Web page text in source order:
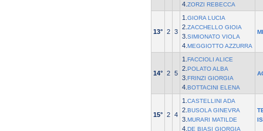
4. ZORZI REBECCA
13° 2 3
1. GIORA LUCIA
2. ZACCHELLO GIOIA
3. SIMIONATO VIOLA
4. MEGGIOTTO AZZURRA
14° 2 5
1. FACCIOLI ALICE
2. POLATO ALBA
3. FRINZI GIORGIA
4. BOTTACINI ELENA
15° 2 4
1. CASTELLINI ADA
2. BUSOLA GINEVRA
3. MURARI MATILDE
4. DE BIASI GIORGIA